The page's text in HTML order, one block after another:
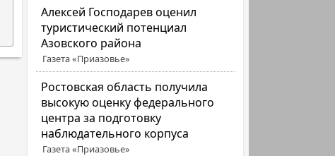
Алексей Господарев оценил
туристический потенциал
Азовского района
Газета «Приазовье»
Ростовская область получила
высокую оценку федерального
центра за подготовку
наблюдательного корпуса
Газета «Приазовье»